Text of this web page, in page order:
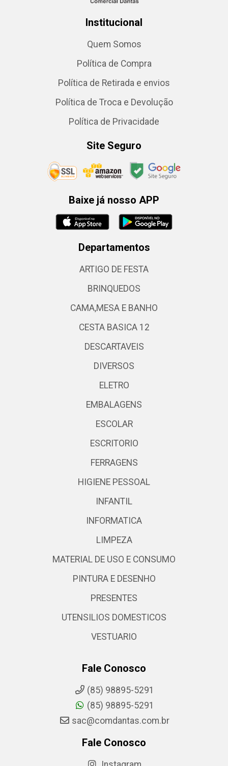
Institucional
Quem Somos
Política de Compra
Política de Retirada e envios
Política de Troca e Devolução
Política de Privacidade
Site Seguro
Baixe já nosso APP
Departamentos
ARTIGO DE FESTA
BRINQUEDOS
CAMA,MESA E BANHO
CESTA BASICA 12
DESCARTAVEIS
DIVERSOS
ELETRO
EMBALAGENS
ESCOLAR
ESCRITORIO
FERRAGENS
HIGIENE PESSOAL
INFANTIL
INFORMATICA
LIMPEZA
MATERIAL DE USO E CONSUMO
PINTURA E DESENHO
PRESENTES
UTENSILIOS DOMESTICOS
VESTUARIO
Fale Conosco
(85) 98895-5291
(85) 98895-5291
sac@comdantas.com.br
Fale Conosco